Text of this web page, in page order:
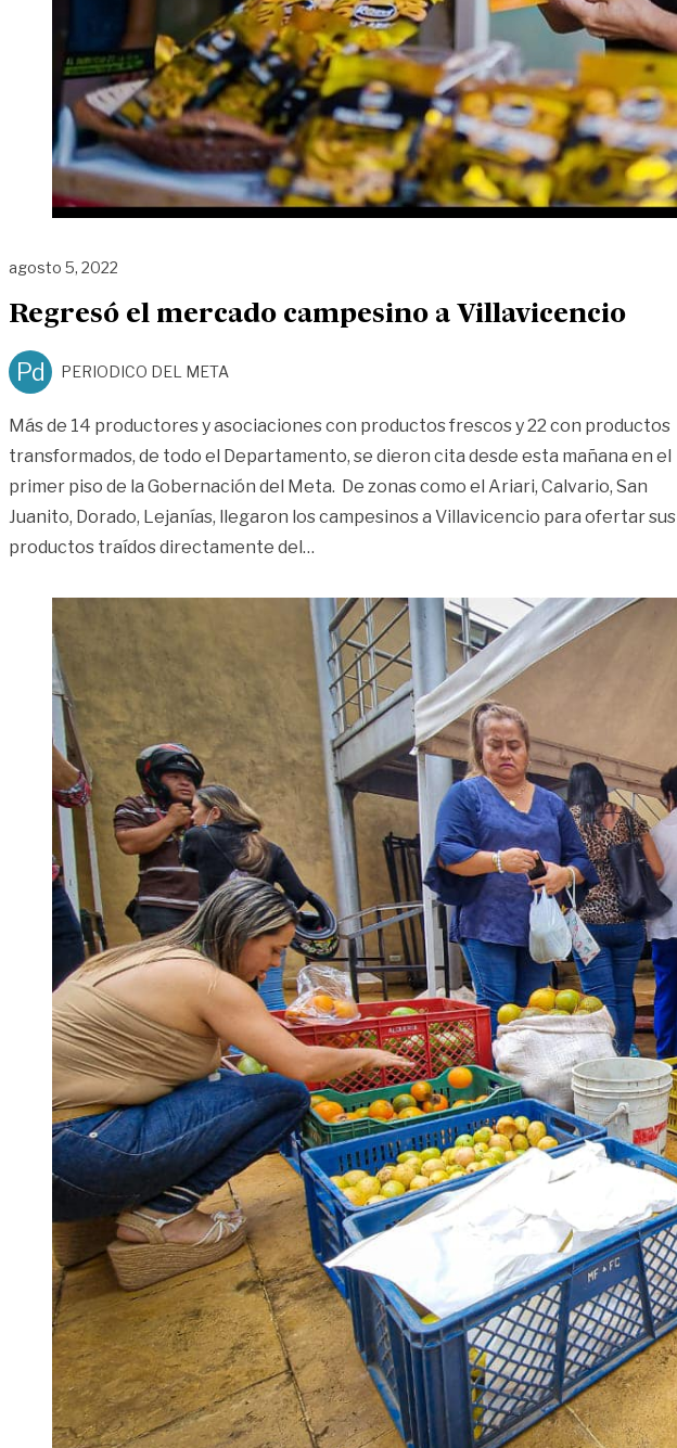
agosto 5, 2022
Regresó el mercado campesino a Villavicencio
Pd PERIODICO DEL META
Más de 14 productores y asociaciones con productos frescos y 22 con productos
transformados, de todo el Departamento, se dieron cita desde esta mañana en el
primer piso de la Gobernación del Meta. De zonas como el Ariari, Calvario, San
Juanito, Dorado, Lejanías, llegaron los campesinos a Villavicencio para ofertar sus
productos traídos directamente del…